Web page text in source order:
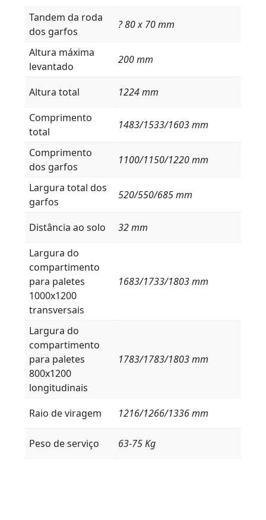
Tandem da roda
dos garfos
? 80 x 70 mm
Altura máxima
levantado
200 mm
Altura total
1224 mm
Comprimento
total
1483/1533/1603 mm
Comprimento
dos garfos
1100/1150/1220 mm
Largura total dos
garfos
520/550/685 mm
Distância ao solo
32 mm
Largura do
compartimento
para paletes
1000x1200
transversais
1683/1733/1803 mm
Largura do
compartimento
para paletes
800x1200
longitudinais
1783/1783/1803 mm
Raio de viragem 1216/1266/1336 mm
Peso de serviço 63-75 Kg